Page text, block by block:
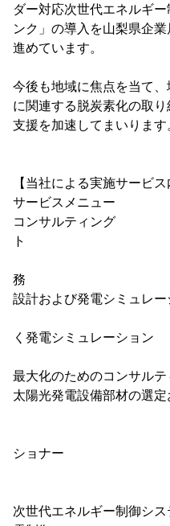
ダー対応次世代エネルギ
ンク」の導入を山梨県企
進めています。
今後も地域に焦点を当て
に関連する脱炭素化の取
支援を加速してまいります
【当社による実施サービス
サービスメニュ
コンサルティン
ト
・入札
務
設計および発電シミュ
・電力
く発電シミュレーション
・PPA
最大化のためのコンサルテ
太陽光発電設備部材の選
・つ
・パワ
ショナー
・ダウ
・
次世代エネルギー制御